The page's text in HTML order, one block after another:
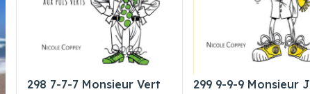
298 7-7-7 Monsieur Vert 299 9-9-9 Monsieur